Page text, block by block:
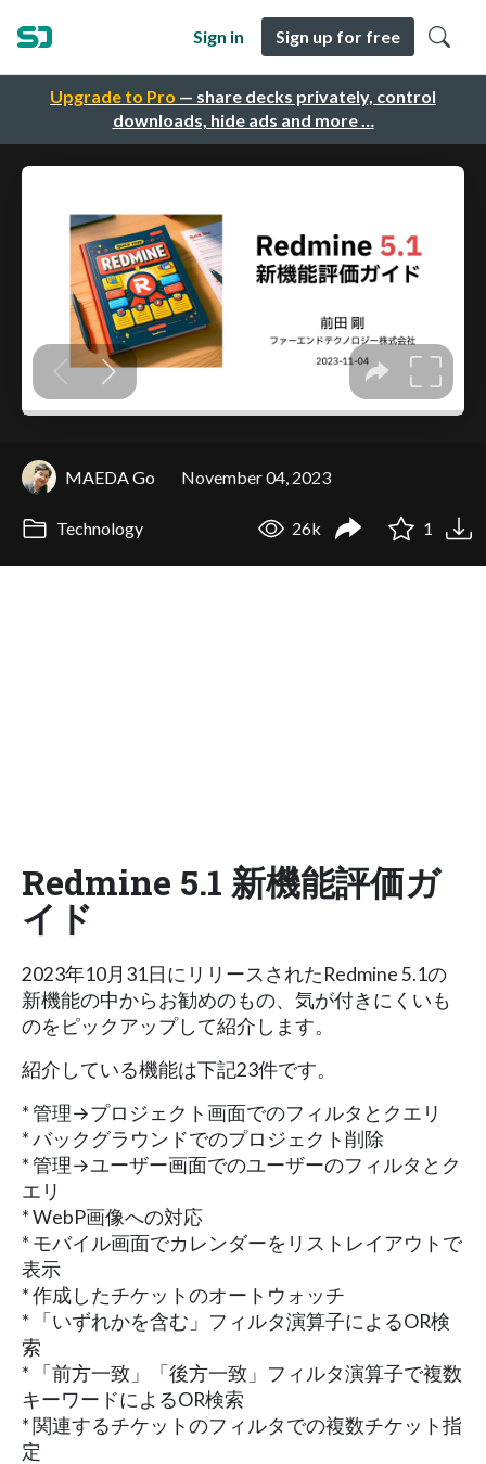
Upgrade to Pro — share decks privately, control
downloads, hide ads and more …
Sign in Sign up for free
MAEDA Go November 04, 2023
Technology 26k 1
Redmine 5.1 新機能評価ガ
イド
2023年10月31日にリリースされたRedmine 5.1の
新機能の中からお勧めのもの、気が付きにくいも
のをピックアップして紹介します。
紹介している機能は下記23件です。
* 管理→プロジェクト画⾯でのフィルタとクエリ
* バックグラウンドでのプロジェクト削除
* 管理→ユーザー画⾯でのユーザーのフィルタとク
エリ
* WebP画像への対応
* モバイル画⾯でカレンダーをリストレイアウトで
表⽰
* 作成したチケットのオートウォッチ
* 「いずれかを含む」フィルタ演算⼦によるOR検
索
* 「前⽅⼀致」「後⽅⼀致」フィルタ演算⼦で複数
キーワードによるOR検索
* 関連するチケットのフィルタでの複数チケット指
定